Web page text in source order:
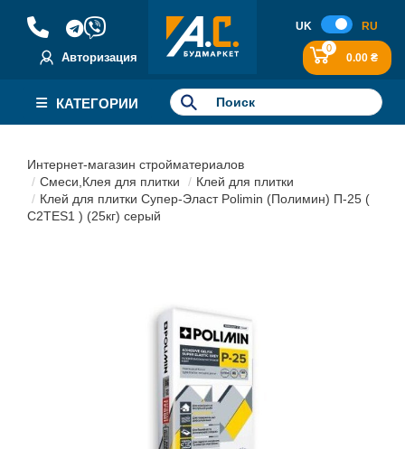
Авторизация
UK RU
0
0.00 ₴
КАТЕГОРИИ
Интернет-магазин стройматериалов
Смеси,Клея для плитки
Клей для плитки
Клей для плитки Супер-Эласт Polimin (Полимин) П-25 (
C2TES1 ) (25кг) серый